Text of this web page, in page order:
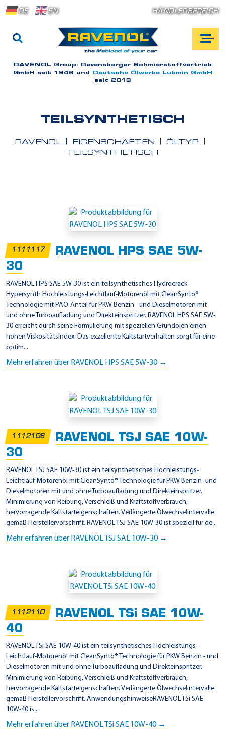
DE EN HÄNDLERBEREICH
RAVENOL Group: Ravensberger Schmierstoffvertrieb
GmbH seit 1946 und
Deutsche Ölwerke Lubmin GmbH
seit 2013
TEILSYNTHETISCH
RAVENOL EIGENSCHAFTEN
ÖLTYP
TEILSYNTHETISCH
n
s
a
t
z
g
e
b
e
e
i
l
s
y
n
t
h
c
h
1111117
RAVENOL HPS SAE 5W-
30
RAVENOL HPS SAE 5W-30 ist ein teilsynthetisches Hydrocrack
Hypersynth Hochleistungs-Leichtlauf-Motorenöl mit CleanSynto®
Technologie mit PAO-Anteil für PKW Benzin - und Dieselmotoren mit
und ohne Turboaufladung und Direkteinspritzer. RAVENOL HPS SAE 5W-
30 erreicht durch seine Formulierung mit speziellen Grundölen einen
hohen Viskositätsindex. Das exzellente Kaltstartverhalten sorgt für eine
optim...
Mehr erfahren über RAVENOL HPS SAE 5W-30 →
1112106
RAVENOL TSJ SAE 10W-
30
RAVENOL TSJ SAE 10W-30 ist ein teilsynthetisches Hochleistungs-
Leichtlauf-Motorenöl mit CleanSynto® Technologie für PKW Benzin- und
Dieselmotoren mit und ohne Turboaufladung und Direkteinspritzer.
Minimierung von Reibung, Verschleiß und Kraftstoffverbrauch,
hervorragende Kaltstarteigenschaften. Verlängerte Ölwechselintervalle
gemäß Herstellervorschrift. RAVENOL TSJ SAE 10W-30 ist speziell für de...
Mehr erfahren über RAVENOL TSJ SAE 10W-30 →
1112110
RAVENOL TSi SAE 10W-
40
RAVENOL TSi SAE 10W-40 ist ein teilsynthetisches Hochleistungs-
Leichtlauf-Motorenöl mit CleanSynto® Technologie für PKW Benzin - und
Dieselmotoren mit und ohne Turboaufladung und Direkteinspritzer.
Minimierung von Reibung, Verschleiß und Kraftstoffverbrauch,
hervorragende Kaltstarteigenschaften. Verlängerte Ölwechselintervalle
gemäß Herstellervorschrift. AnwendungshinweiseRAVENOL TSi SAE
10W-40 is...
Mehr erfahren über RAVENOL TSi SAE 10W-40 →